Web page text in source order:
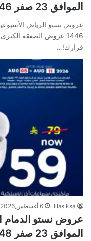
الموافق 23 صفر 1446 عروض الصفقة الكبرى
1446 عروض الصفقة
قرارك!…
lilas ksa 6 أغسطس,2026
الموافق 23 صفر 1448 عروض الصفقة الكبرى